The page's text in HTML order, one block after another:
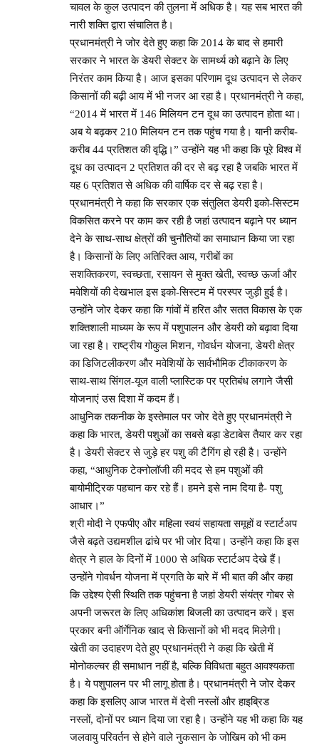
चावल के कुल उत्पादन की तुलना में अधिक है। यह सब भारत की
नारी शक्ति द्वारा संचालित है।
प्रधानमंत्री ने जोर देते हुए कहा कि 2014 के बाद से हमारी
सरकार ने भारत के डेयरी सेक्टर के सामर्थ्य को बढ़ाने के लिए
निरंतर काम किया है। आज इसका परिणाम दूध उत्पादन से लेकर
किसानों की बढ़ी आय में भी नजर आ रहा है। प्रधानमंत्री ने कहा,
“2014 में भारत में 146 मिलियन टन दूध का उत्पादन होता था।
अब ये बढ़कर 210 मिलियन टन तक पहुंच गया है। यानी करीब-
करीब 44 प्रतिशत की वृद्धि।” उन्होंने यह भी कहा कि पूरे विश्व में
दूध का उत्पादन 2 प्रतिशत की दर से बढ़ रहा है जबकि भारत में
यह 6 प्रतिशत से अधिक की वार्षिक दर से बढ़ रहा है।
प्रधानमंत्री ने कहा कि सरकार एक संतुलित डेयरी इको-सिस्टम
विकसित करने पर काम कर रही है जहां उत्पादन बढ़ाने पर ध्यान
देने के साथ-साथ क्षेत्रों की चुनौतियों का समाधान किया जा रहा
है। किसानों के लिए अतिरिक्त आय, गरीबों का
सशक्तिकरण, स्वच्छता, रसायन से मुक्त खेती, स्वच्छ ऊर्जा और
मवेशियों की देखभाल इस इको-सिस्टम में परस्पर जुड़ी हुई है।
उन्होंने जोर देकर कहा कि गांवों में हरित और सतत विकास के एक
शक्तिशाली माध्यम के रूप में पशुपालन और डेयरी को बढ़ावा दिया
जा रहा है। राष्ट्रीय गोकुल मिशन, गोवर्धन योजना, डेयरी क्षेत्र
का डिजिटलीकरण और मवेशियों के सार्वभौमिक टीकाकरण के
साथ-साथ सिंगल-यूज वाली प्लास्टिक पर प्रतिबंध लगाने जैसी
योजनाएं उस दिशा में कदम हैं।
आधुनिक तकनीक के इस्तेमाल पर जोर देते हुए प्रधानमंत्री ने
कहा कि भारत, डेयरी पशुओं का सबसे बड़ा डेटाबेस तैयार कर रहा
है। डेयरी सेक्टर से जुड़े हर पशु की टैगिंग हो रही है। उन्होंने
कहा, “आधुनिक टेक्नोलॉजी की मदद से हम पशुओं की
बायोमीट्रिक पहचान कर रहे हैं। हमने इसे नाम दिया है- पशु
आधार।”
श्री मोदी ने एफपीए और महिला स्वयं सहायता समूहों व स्टार्टअप
जैसे बढ़ते उद्यमशील ढांचे पर भी जोर दिया। उन्होंने कहा कि इस
क्षेत्र ने हाल के दिनों में 1000 से अधिक स्टार्टअप देखे हैं।
उन्होंने गोवर्धन योजना में प्रगति के बारे में भी बात की और कहा
कि उद्देश्य ऐसी स्थिति तक पहुंचना है जहां डेयरी संयंत्र गोबर से
अपनी जरूरत के लिए अधिकांश बिजली का उत्पादन करें। इस
प्रकार बनी ऑर्गेनिक खाद से किसानों को भी मदद मिलेगी।
खेती का उदाहरण देते हुए प्रधानमंत्री ने कहा कि खेती में
मोनोकल्चर ही समाधान नहीं है, बल्कि विविधता बहुत आवश्यकता
है। ये पशुपालन पर भी लागू होता है। प्रधानमंत्री ने जोर देकर
कहा कि इसलिए आज भारत में देसी नस्लों और हाइब्रिड
नस्लों, दोनों पर ध्यान दिया जा रहा है। उन्होंने यह भी कहा कि यह
जलवायु परिवर्तन से होने वाले नुकसान के जोखिम को भी कम